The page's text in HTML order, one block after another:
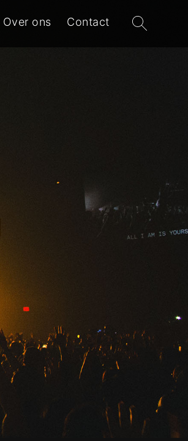
Over ons Contact
Zoeken
naar: